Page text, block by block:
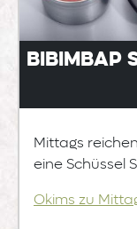
Bibimbap
Mittags
eine Schüssel
Okims zu